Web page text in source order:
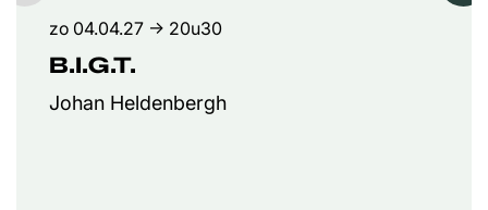
B.I.G.T.
Johan Heldenbergh
zo 04.04.27 → 20u30